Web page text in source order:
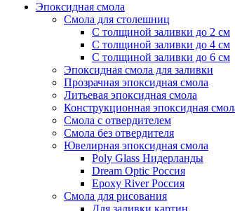
Эпоксидная смола
Смола для столешниц
С толщиной заливки до 2 см
С толщиной заливки до 4 см
С толщиной заливки до 6 см
Эпоксидная смола для заливки
Прозрачная эпоксидная смола
Литьевая эпоксидная смола
Конструкционная эпоксидная
Смола с отвердителем
Смола без отвердителя
Ювелирная эпоксидная смола
Poly Glass Нидерланды
Dream Optic Россия
Epoxy River Россия
Смола для рисования
Для заливки картин